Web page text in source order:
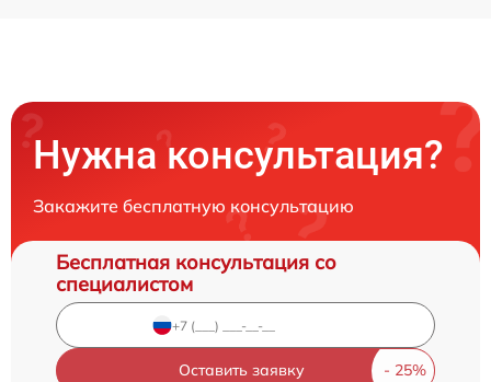
Нужна консультация?
Закажите бесплатную консультацию
Бесплатная консультация со
специалистом
Оставить заявку